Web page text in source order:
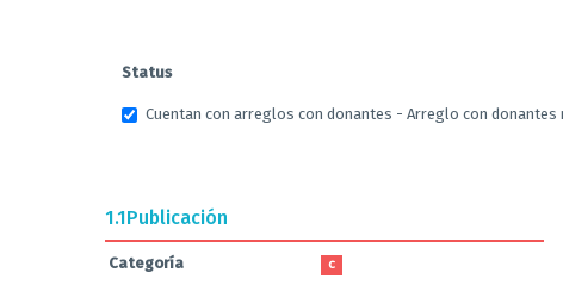
Status
Cuentan con arreglos con donantes - Arreglo con
1.1Publicación
Categoría C